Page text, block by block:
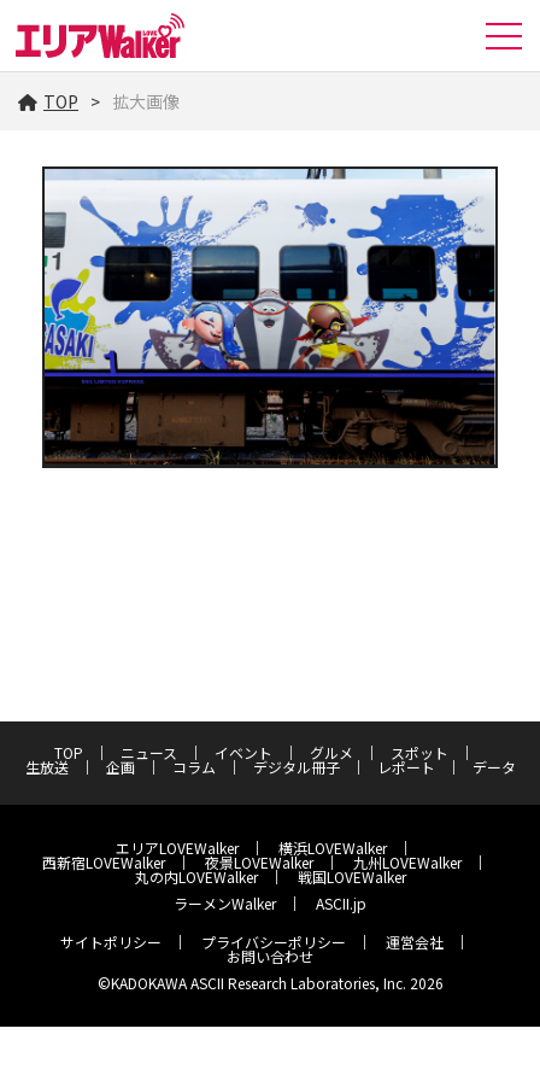
TOP 拡大画像
TOP ニュース イベント グルメ スポット
生放送 企画 コラム デジタル冊子 レポート データ
エリアLOVEWalker 横浜LOVEWalker
西新宿LOVEWalker 夜景LOVEWalker 九州LOVEWalker
丸の内LOVEWalker
戦国LOVEWalker
ラーメンWalker
ASCII.jp
サイトポリシー
プライバシーポリシー 運営会社
お問い合わせ
©KADOKAWA ASCII Research Laboratories, Inc. 2026